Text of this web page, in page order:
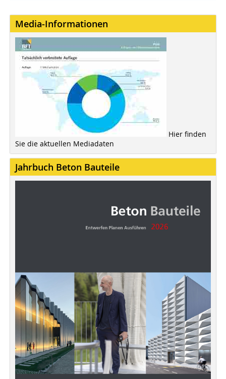
Media-Informationen
Hier finden
Sie die aktuellen Mediadaten
Jahrbuch Beton Bauteile